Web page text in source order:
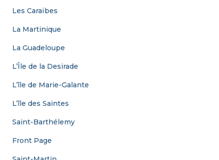
Les Caraïbes
La Martinique
La Guadeloupe
L’Île de la Desirade
L’île de Marie-Galante
L’île des Saintes
Saint-Barthélemy
Front Page